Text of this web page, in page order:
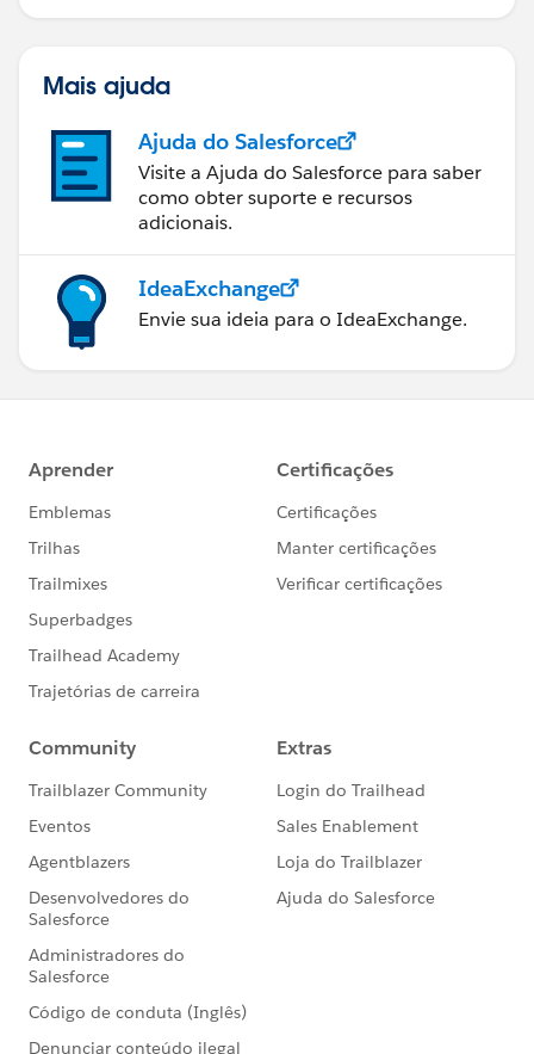
Mais ajuda
Ajuda do Salesforce
Visite a Ajuda do Salesforce para saber
como obter suporte e recursos
adicionais.
IdeaExchange
Envie sua ideia para o IdeaExchange.